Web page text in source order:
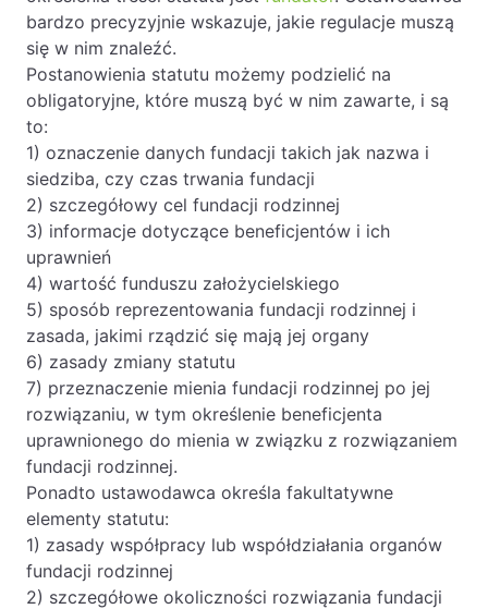
bardzo precyzyjnie wskazuje, jakie regulacje muszą
się w nim znaleźć.
Postanowienia statutu możemy podzielić na
obligatoryjne, które muszą być w nim zawarte, i są
to:
1) oznaczenie danych fundacji takich jak nazwa i
siedziba, czy czas trwania fundacji
2) szczegółowy cel fundacji rodzinnej
3) informacje dotyczące beneficjentów i ich
uprawnień
4) wartość funduszu założycielskiego
5) sposób reprezentowania fundacji rodzinnej i
zasada, jakimi rządzić się mają jej organy
6) zasady zmiany statutu
7) przeznaczenie mienia fundacji rodzinnej po jej
rozwiązaniu, w tym określenie beneficjenta
uprawnionego do mienia w związku z rozwiązaniem
fundacji rodzinnej.
Ponadto ustawodawca określa fakultatywne
elementy statutu:
1) zasady współpracy lub współdziałania organów
fundacji rodzinnej
2) szczegółowe okoliczności rozwiązania fundacji